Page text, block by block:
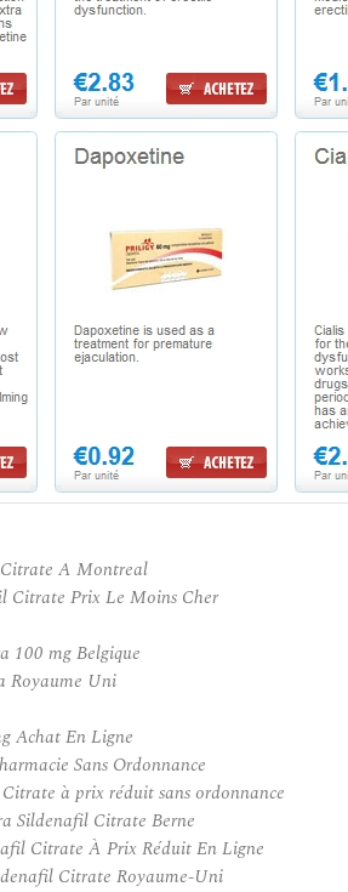
A Montreal
Citrate Prix Le Moins Cher
100 mg Belgique
Royaume Uni
Achat En Ligne
Sans Ordonnance
à prix réduit sans ordonnance
Sildenafil Citrate Berne
Citrate À Prix Réduit En Ligne
Citrate Royaume-Uni